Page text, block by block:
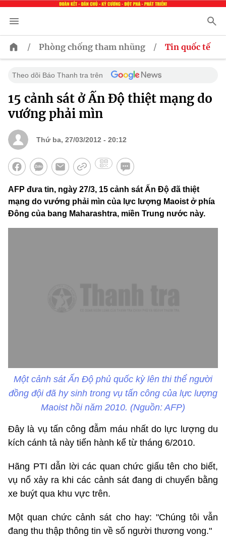
/ Phòng chống tham nhũng / Tin quốc tế
Theo dõi Báo Thanh tra trên
15 cảnh sát ở Ấn Độ thiệt mạng do
vướng phải mìn
Thứ ba, 27/03/2012 - 20:12
AFP đưa tin, ngày 27/3, 15 cảnh sát Ấn Độ đã thiệt
mạng do vướng phải mìn của lực lượng Maoist ở phía
Đông của bang Maharashtra, miền Trung nước này.
Một cảnh sát Ấn Độ phủ quốc kỳ lên thi thể người
đồng đội đã hy sinh trong vụ tấn công của lực lượng
Maoist hồi năm 2010. (Nguồn: AFP)
Đây là vụ tấn công đẫm máu nhất do lực lượng du
kích cánh tả này tiến hành kể từ tháng 6/2010.
Hãng PTI dẫn lời các quan chức giấu tên cho biết,
vụ nổ xảy ra khi các cảnh sát đang di chuyển bằng
xe buýt qua khu vực trên.
Một quan chức cảnh sát cho hay: "Chúng tôi vẫn
đang thu thập thông tin về số người thương vong."